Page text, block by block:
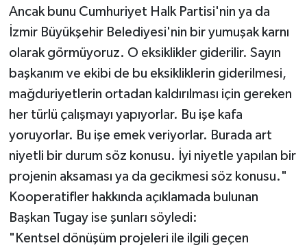
Ancak bunu Cumhuriyet Halk Partisi'nin ya da
İzmir Büyükşehir Belediyesi'nin bir yumuşak karnı
olarak görmüyoruz. O eksiklikler giderilir. Sayın
başkanım ve ekibi de bu eksikliklerin giderilmesi,
mağduriyetlerin ortadan kaldırılması için gereken
her türlü çalışmayı yapıyorlar. Bu işe kafa
yoruyorlar. Bu işe emek veriyorlar. Burada art
niyetli bir durum söz konusu. İyi niyetle yapılan bir
projenin aksaması ya da gecikmesi söz konusu."
Kooperatifler hakkında açıklamada bulunan
Başkan Tugay ise şunları söyledi:
"Kentsel dönüşüm projeleri ile ilgili geçen